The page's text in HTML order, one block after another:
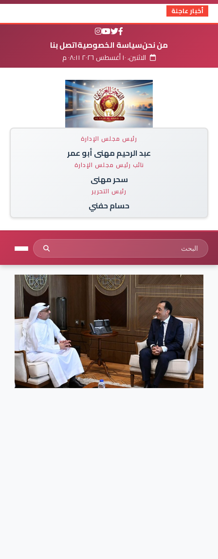
أخبار عاجلة
من نحنسياسة الخصوصيةاتصل بنا
الاثنين، ١٠ أغسطس ٢٠٢٦ ٠٨:١١ م
رئيس مجلس الإدارة
عبد الرحيم مهنى أبو عمر
نائب رئيس مجلس الإدارة
سحر مهنى
رئيس التحرير
حسام حفني